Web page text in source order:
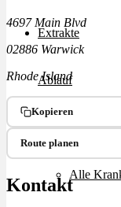
Extrakte
Ablauf
Therapien
Alle
4697 Main Blvd
02886 Warwick
Rhode Island
Kopieren
Route planen
Kontakt